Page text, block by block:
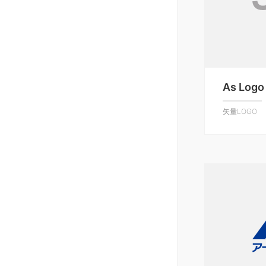
As Logo
矢量LOGO